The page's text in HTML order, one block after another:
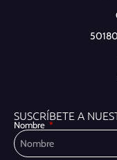
SUSCRÍBETE A
Nombre